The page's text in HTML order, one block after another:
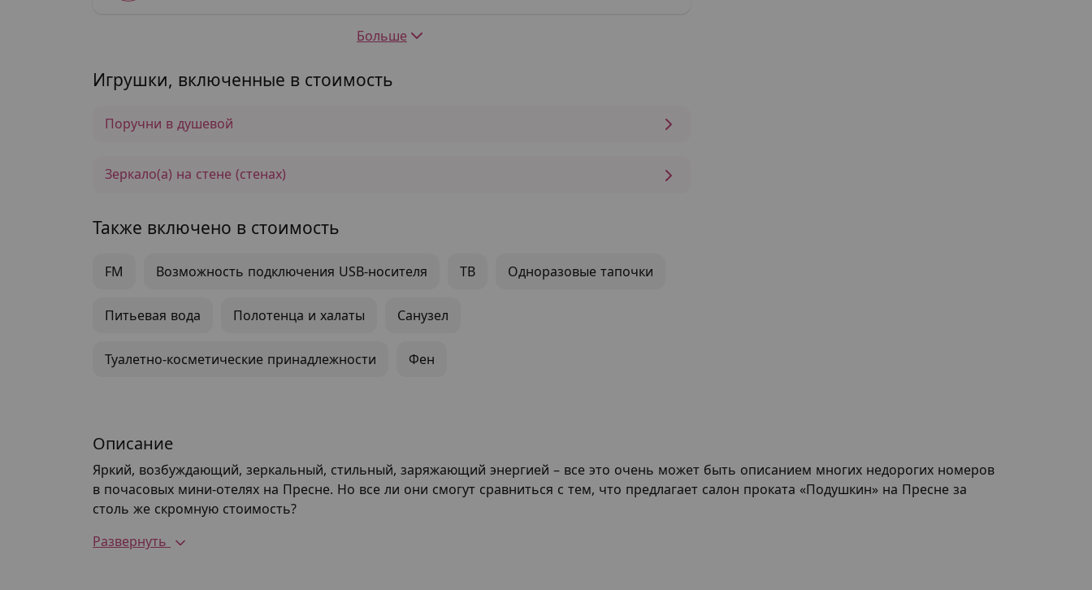
Больше
Игрушки, включенные в стоимость
Поручни в душевой
Зеркало(а) на стене (стенах)
Также включено в стоимость
FM Возможность подключения USB-носителя ТВ Одноразовые тапочки
Питьевая вода Полотенца и халаты Санузел
Туалетно-косметические принадлежности Фен
Описание
Яркий, возбуждающий, зеркальный, стильный, заряжающий энергией – все это очень может быть описанием многих недорогих номеров
в почасовых мини-отелях на Пресне. Но все ли они смогут сравниться с тем, что предлагает салон проката «Подушкин» на Пресне за
столь же скромную стоимость?
Развернуть